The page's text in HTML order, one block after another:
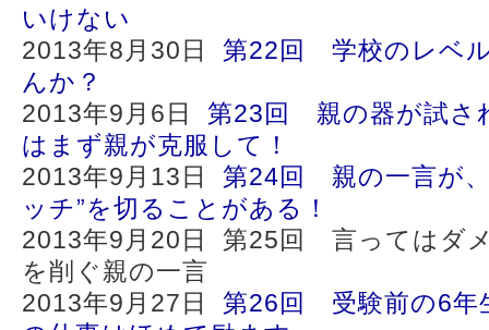
いけない
2013年8月30日 第22回 学校のレベ
んか？
2013年9月6日 第23回 親の器が試さ
はまず親が克服して！
2013年9月13日 第24回 親の一言が
ッチ”を切ることがある！
2013年9月20日 第25回 言ってはダ
を削ぐ親の一言
2013年9月27日 第26回 受験前の6